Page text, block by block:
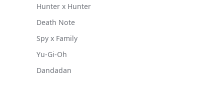
Hunter x Hunter
Death Note
Spy x Family
Yu-Gi-Oh
Dandadan